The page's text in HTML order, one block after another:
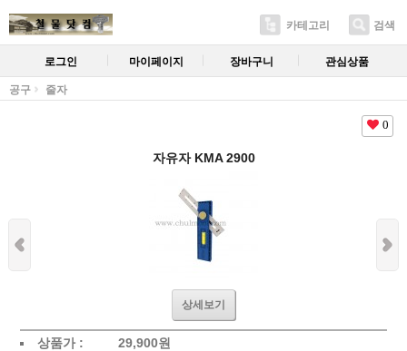
카테고리 검색
로그인 마이페이지 장바구니 관심상품
공구 줄자
0
자유자 KMA 2900
상세보기
상품가 : 29,900원